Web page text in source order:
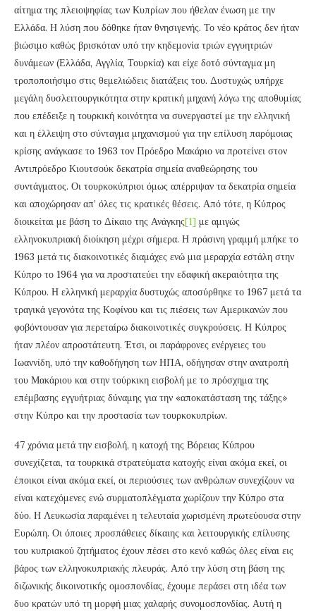
αίτημα της πλειοψηφίας των Κυπρίων που ήθελαν ένωση με την
Ελλάδα. Η λύση που δόθηκε ήταν θνησιγενής. Το νέο κράτος δεν ήταν
βιώσιμο καθώς βρισκόταν υπό την κηδεμονία τριών εγγυητριών
δυνάμεων (Ελλάδα, Αγγλία, Τουρκία) και είχε δοτό σύνταγμα μη
τροποποιήσιμο στις θεμελιώδεις διατάξεις του. Δυστυχώς υπήρχε
μεγάλη δυσλειτουργικότητα στην κρατική μηχανή λόγω της αποθυμίας
που επέδειξε η τουρκική κοινότητα να συνεργαστεί με την ελληνική
και η έλλειψη στο σύνταγμα μηχανισμού για την επίλυση παρόμοιας
κρίσης ανάγκασε το 1963 τον Πρόεδρο Μακάριο να προτείνει στον
Αντιπρόεδρο Κιουτσούκ δεκατρία σημεία αναθεώρησης του
συντάγματος. Οι τουρκοκύπριοι όμως απέρριψαν τα δεκατρία σημεία
και αποχώρησαν απ’ όλες τις κρατικές θέσεις. Από τότε, η Κύπρος
διοικείται με βάση το Δίκαιο της Ανάγκης[1] με αμιγώς
ελληνοκυπριακή διοίκηση μέχρι σήμερα. Η πράσινη γραμμή μπήκε το
1963 μετά τις διακοινοτικές διαμάχες ενώ μια μεραρχία εστάλη στην
Κύπρο το 1964 για να προστατεύει την εδαφική ακεραιότητα της
Κύπρου. Η ελληνική μεραρχία δυστυχώς αποσύρθηκε το 1967 μετά τα
τραγικά γεγονότα της Κοφίνου και τις πιέσεις των Αμερικανών που
φοβόντουσαν για περεταίρω διακοινοτικές συγκρούσεις. Η Κύπρος
ήταν πλέον απροστάτευτη. Έτσι, οι παράφρονες ενέργειες του
Ιωαννίδη, υπό την καθοδήγηση των ΗΠΑ, οδήγησαν στην ανατροπή
του Μακάριου και στην τούρκικη εισβολή με το πρόσχημα της
επέμβασης εγγυήτριας δύναμης για την «αποκατάσταση της τάξης»
στην Κύπρο και την προστασία των τουρκοκυπρίων.
47 χρόνια μετά την εισβολή, η κατοχή της Βόρειας Κύπρου
συνεχίζεται, τα τουρκικά στρατεύματα κατοχής είναι ακόμα εκεί, οι
έποικοι είναι ακόμα εκεί, οι περιούσιες των ανθρώπων συνεχίζουν να
είναι κατεχόμενες ενώ συρματοπλέγματα χωρίζουν την Κύπρο στα
δύο. Η Λευκωσία παραμένει η τελευταία χωρισμένη πρωτεύουσα στην
Ευρώπη. Οι όποιες προσπάθειες δίκαιης και λειτουργικής επίλυσης
του κυπριακού ζητήματος έχουν πέσει στο κενό καθώς όλες είναι εις
βάρος των ελληνοκυπριακής πλευράς. Από την λύση στη βάση της
διζωνικής δικοινοτικής ομοσπονδίας, έχουμε περάσει στη ιδέα των
δυο κρατών υπό τη μορφή μιας χαλαρής συνομοσπονδίας. Αυτή η